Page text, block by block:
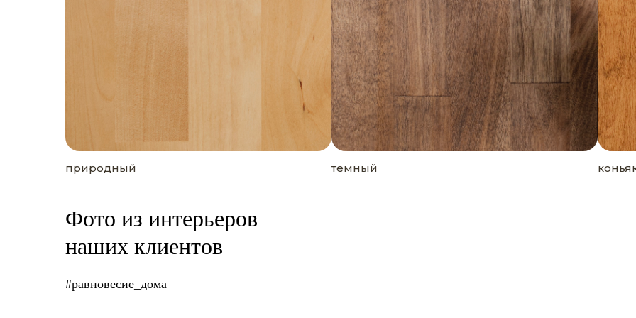
природный темный
Фото из интерьеров
наших клиентов
#равновесие_дома